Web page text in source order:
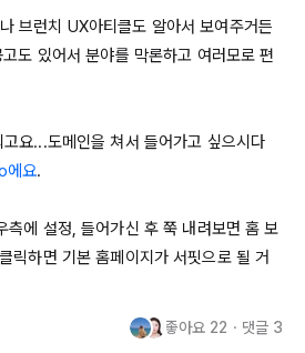
브런치 UX아티클도 알아서 보여주거든
도 있어서 분야를 막론하고 여러모로 편
요...도메인을 쳐서 들어가고 싶으시다
요.
측에 설정, 들어가신 후 쭉 내려보면 홈 보
릭하면 기본 홈페이지가 서핏으로 될 거
좋아요 22 ・ 댓글 3